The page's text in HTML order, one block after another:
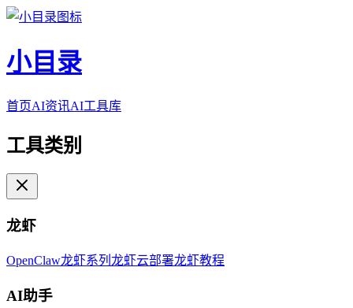
小目录
首页AI资讯AI工具库
工具类别
龙虾
OpenClaw龙虾系列 龙虾云部署龙虾教程
AI助手